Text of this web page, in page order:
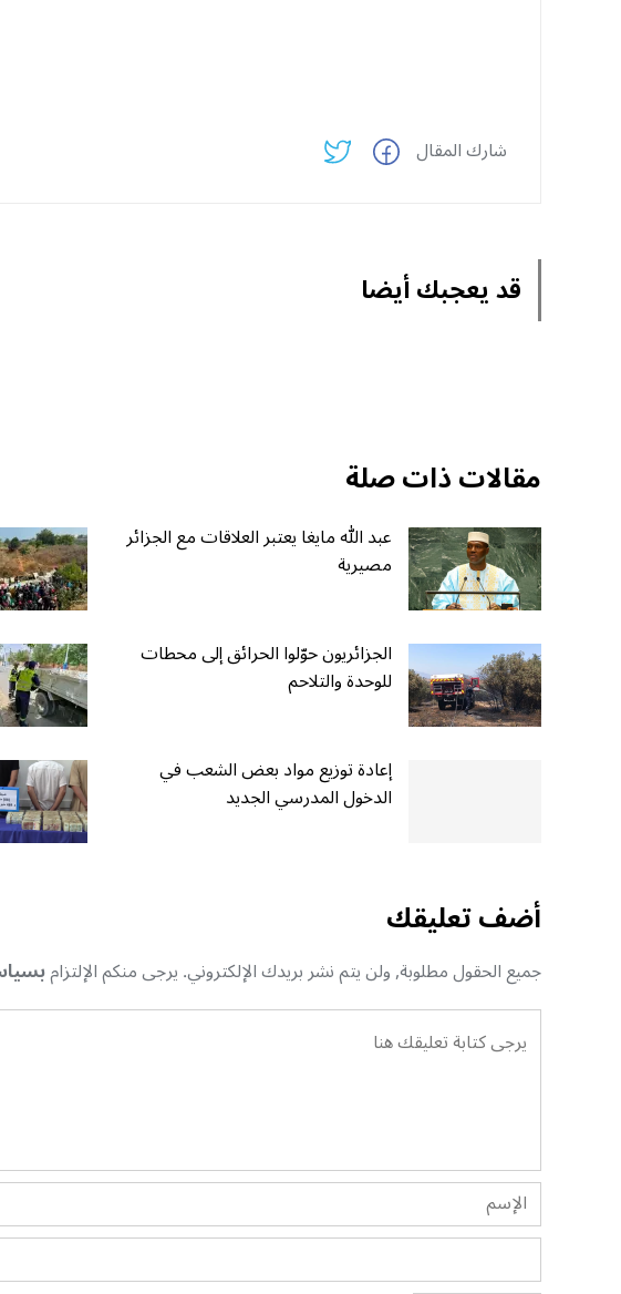
شارك المقال
قد يعجبك أيضا
مقالات ذات صلة
عبد الله مايغا يعتبر العلاقات مع الجزائر
مصيرية
الجزائريون حوّلوا الحرائق إلى محطات
للوحدة والتلاحم
إعادة توزيع مواد بعض الشعب في
الدخول المدرسي الجديد
أضف تعليقك
جميع الحقول مطلوبة, ولن يتم نشر بريدك الإلكتروني. يرجى منكم الإلتزام